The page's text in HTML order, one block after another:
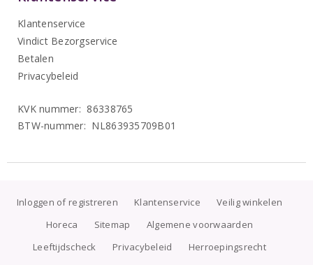
Klantenservice
Vindict Bezorgservice
Betalen
Privacybeleid
KVK nummer: 86338765
BTW-nummer: NL863935709B01
Inloggen of registreren Klantenservice
Veilig winkelen
Horeca
Sitemap
Algemene voorwaarden
Leeftijdscheck
Privacybeleid Herroepingsrecht